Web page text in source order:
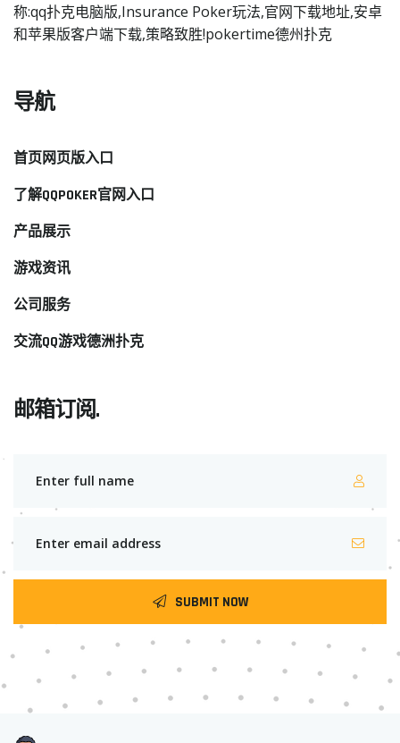
称:qq扑克电脑版,Insurance Poker玩法,官网下载地址,安卓
和苹果版客户端下载,策略致胜!pokertime德州扑克
导航
首页网页版入口
了解QQPOKER官网入口
产品展示
游戏资讯
公司服务
交流QQ游戏德洲扑克
邮箱订阅.
SUBMIT NOW